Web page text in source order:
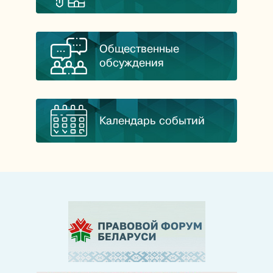
Общественные
обсуждения
Календарь событий